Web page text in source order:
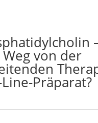
von der
Präparat?